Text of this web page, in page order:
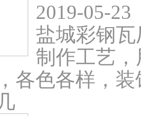
2019-05-23
盐城彩钢
制作工艺
各色各样，